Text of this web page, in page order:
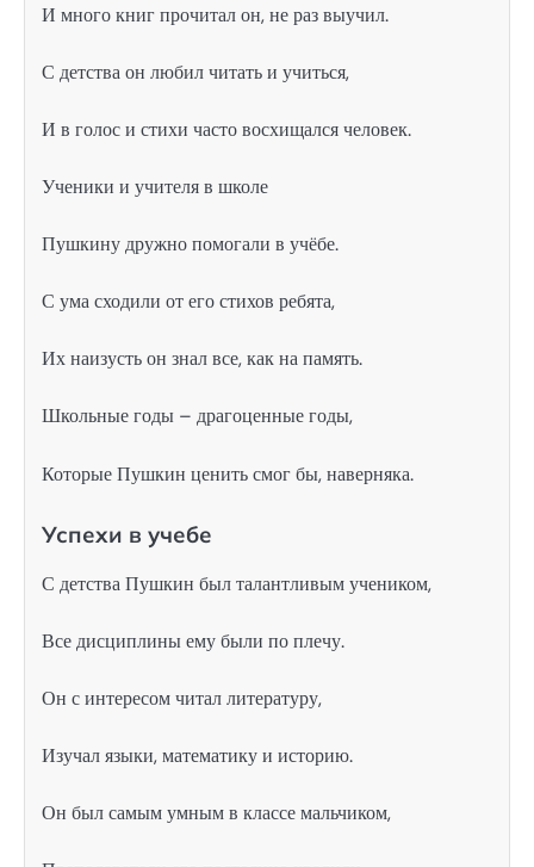
И много книг прочитал он, не раз выучил.
С детства он любил читать и учиться,
И в голос и стихи часто восхищался человек.
Ученики и учителя в школе
Пушкину дружно помогали в учёбе.
С ума сходили от его стихов ребята,
Их наизусть он знал все, как на память.
Школьные годы – драгоценные годы,
Которые Пушкин ценить смог бы, наверняка.
Успехи в учебе
С детства Пушкин был талантливым учеником,
Все дисциплины ему были по плечу.
Он с интересом читал литературу,
Изучал языки, математику и историю.
Он был самым умным в классе мальчиком,